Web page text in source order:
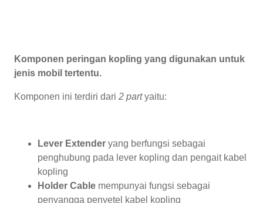
Komponen peringan kopling yang digunakan untuk
jenis mobil tertentu.
Komponen ini terdiri dari 2 partyaitu:
Lever Extender yang berfungsi sebagai
penghubung pada lever kopling dan pengait kabel
kopling
Holder Cable mempunyai fungsi sebagai
penyangga penyetel kabel kopling